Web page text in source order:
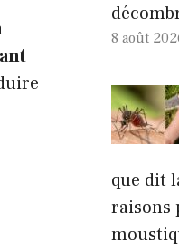
8 août
que dit
raisons